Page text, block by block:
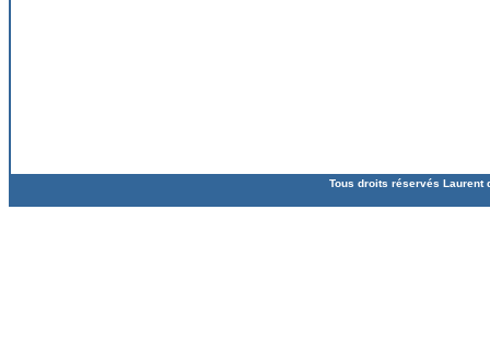
Tous droits réservés Laurent